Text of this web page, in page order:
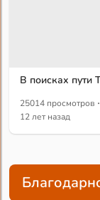
В поисках пути
25014 просмотров ·
12 лет назад